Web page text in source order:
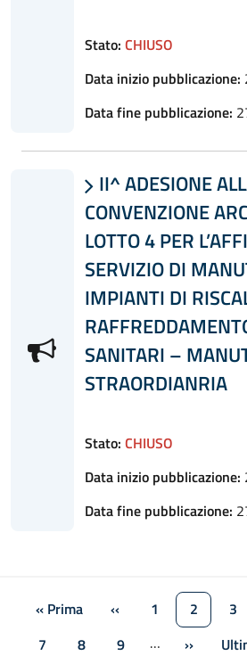
Stato: CHIUSO
Data inizio pubblicazione:
Data fine pubblicazione:
 II^ ADESIONE
CONVENZIONE
LOTTO 4 PER
SERVIZIO DI
IMPIANTI DI
SANITARI –
STRAORDIANRIA
Stato: CHIUSO
Data inizio pubblicazione:
Data fine pubblicazione:
Prima pagina
« Prima Pagina precedente
‹‹ Pagina
1 Pagina
2 3
Pagina
7 Pagina
8 Pagina
9 … Pagina
››